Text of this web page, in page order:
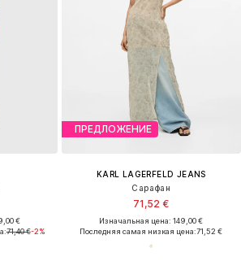
€
71,40 €-2%
ПРЕДЛОЖЕНИЕ
KARL LAGERFELD JEANS
Сарафан
71,52 €
Изначальная цена: 149,00 €
Последняя самая низкая цена:71,52 €